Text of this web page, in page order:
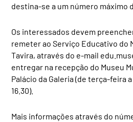
destina-se a um número máximo
Os interessados devem
remeter ao Serviço Educativo do
Tavira, através do e-mail
entregar na recepção do Museu
Palácio da Galeria (de terça-feira
16.30).
Mais informações através do